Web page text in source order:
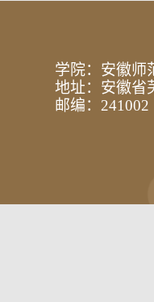
学院：安徽师
地址：安徽省
邮编：241002